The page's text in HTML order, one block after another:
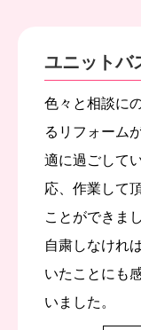
ユニットバ
色々と相談に
るリフォーム
適に過ごして
応、作業して
ことができまし
自粛しなけれ
いたことにも
いました。